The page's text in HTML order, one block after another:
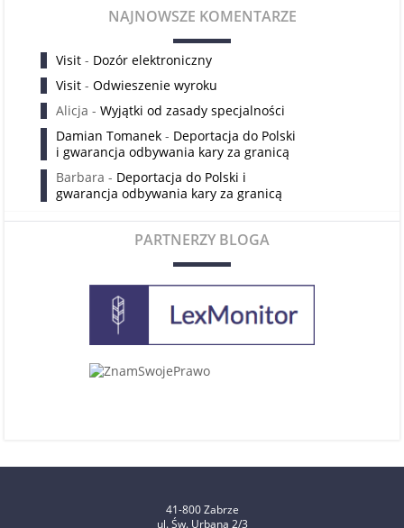
NAJNOWSZE KOMENTARZE
Visit - Dozór elektroniczny
Visit - Odwieszenie wyroku
Alicja - Wyjątki od zasady specjalności
Damian Tomanek - Deportacja do Polski
i gwarancja odbywania kary za granicą
Barbara - Deportacja do Polski i
gwarancja odbywania kary za granicą
PARTNERZY BLOGA
41-800 Zabrze
ul. Św. Urbana 2/3